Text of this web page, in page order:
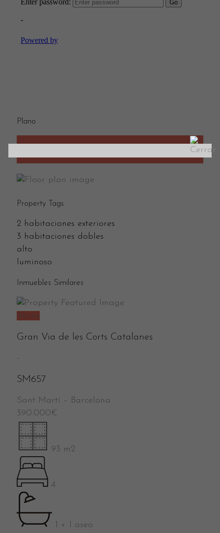
Plano
Property Tags
2 habitaciones exteriores
3 habitaciones dobles
alto
luminoso
Inmuebles Similares
Venta
Gran Via de les Corts Catalanes
-
SM657
Sant Martí – Barcelona
390.000€
93 m2
4
1 + 1 aseo